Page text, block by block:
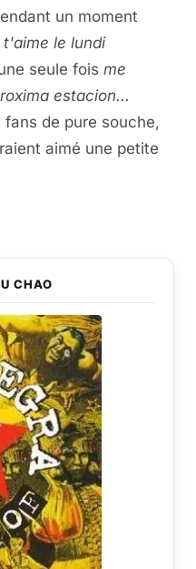
un moment
t'aime le lundi
seule fois me
estacion...
fans de pure souche,
aimé une petite
CHAO